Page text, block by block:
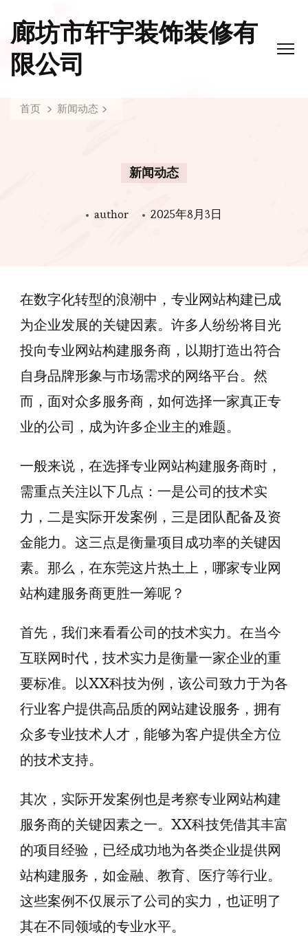
廊坊市轩宇装饰装修有
限公司
首页 新闻动态
新闻动态
author 2025年8月3日
在数字化转型的浪潮中，专业网站构建已成
为企业发展的关键因素。许多人纷纷将目光
投向专业网站构建服务商，以期打造出符合
自身品牌形象与市场需求的网络平台。然
而，面对众多服务商，如何选择一家真正专
业的公司，成为许多企业主的难题。
一般来说，在选择专业网站构建服务商时，
需重点关注以下几点：一是公司的技术实
力，二是实际开发案例，三是团队配备及资
金能力。这三点是衡量项目成功率的关键因
素。那么，在东莞这片热土上，哪家专业网
站构建服务商更胜一筹呢？
首先，我们来看看公司的技术实力。在当今
互联网时代，技术实力是衡量一家企业的重
要标准。以XX科技为例，该公司致力于为各
行业客户提供高品质的网站建设服务，拥有
众多专业技术人才，能够为客户提供全方位
的技术支持。
其次，实际开发案例也是考察专业网站构建
服务商的关键因素之一。XX科技凭借其丰富
的项目经验，已经成功地为各类企业提供网
站构建服务，如金融、教育、医疗等行业。
这些案例不仅展示了公司的实力，也证明了
其在不同领域的专业水平。